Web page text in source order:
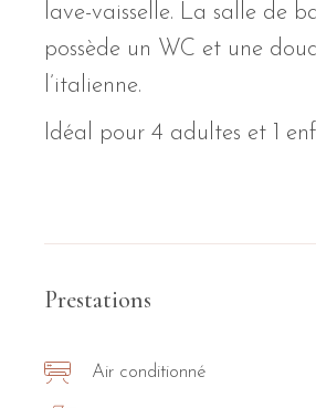
lave-vaisselle. La salle de
possède un WC et une
l’italienne.
Idéal pour 4 adultes et 1
Prestations
Air conditionné